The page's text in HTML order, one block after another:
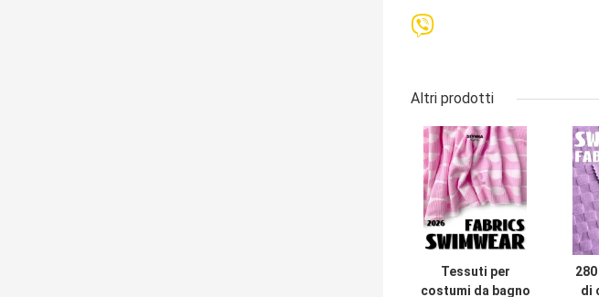
Altri prodotti
Tessuti per
costumi da bagno
di